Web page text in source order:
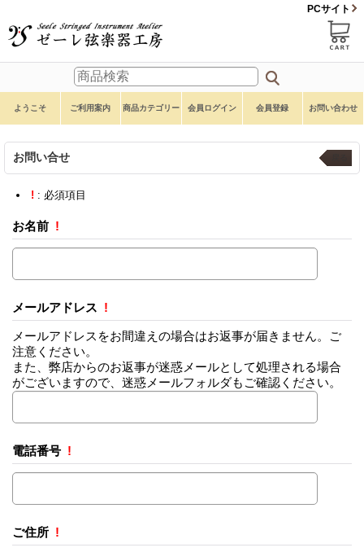
PCサイト
ようこそ ご利用案内 商品カテゴリー 会員ログイン 会員登録 お問い合わせ
お問い合せ
! : 必須項目
お名前 !
メールアドレス !
メールアドレスをお間違えの場合はお返事が届きません。ご
注意ください。
また、弊店からのお返事が迷惑メールとして処理される場合
がございますので、迷惑メールフォルダもご確認ください。
電話番号 !
ご住所 !